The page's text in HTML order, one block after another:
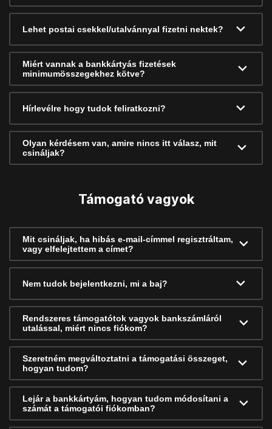
Lehet postai csekkel/utalvánnyal fizetni nektek?
Miért vannak a bankkártyás fizetések
minimumösszegekhez kötve?
Hírlevélre hogy tudok feliratkozni?
Olyan kérdésem van, amire nincs itt válasz, mit
csináljak?
Támogató vagyok
Mit csináljak, ha hibás e-mail-címmel regisztráltam,
vagy elfelejtettem a címet?
Nem tudok bejelentkezni, mi a baj?
Rendszeres támogatótok vagyok bankszámláról
utalással, miért nincs fiókom?
Szeretném megváltoztatni a támogatási összeget,
hogyan tudom?
Lejár a bankkártyám, hogyan tudom módosítani a
számát a támogatói fiókomban?